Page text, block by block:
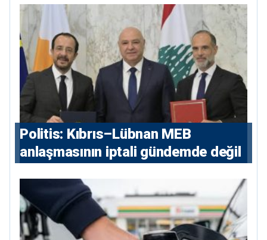
Politis: Kıbrıs–Lübnan MEB
anlaşmasının iptali gündemde değil